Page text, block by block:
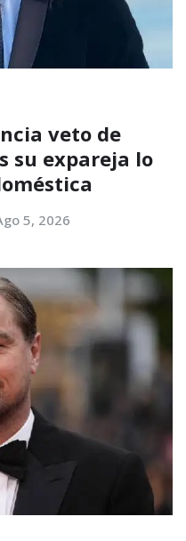
veto de
su expareja lo
5, 2026